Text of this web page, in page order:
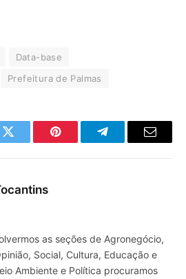
Data-base
Prefeitura de Palmas
Twitter Pinterest TelegramaE-
as seções de Agronegócio,
Social, Cultura, Educação e
Ambiente e Política procuramos